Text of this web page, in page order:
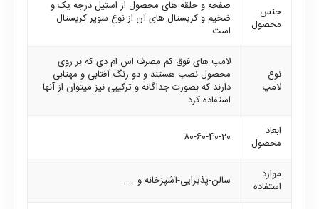
جنس
محصول
صفحه و حلقه های محصول از استیل درجه یک و
ضخیم و کریستال های آن از نوع سوپر کریستال
است
نوع
لامپ
لامپ های فوق کم مصرف اس ام دی که بر روی
محصول نصب هستند و دو رنگ آفتابی و مهتابی
دارند که بصورت جداگانه و ترکیبی نیز میتوان از آنها
استفاده کرد
ابعاد
محصول
80-60-40-20
موارد
استفاده
سالن-پذیرایی-آشپزخانه و ....